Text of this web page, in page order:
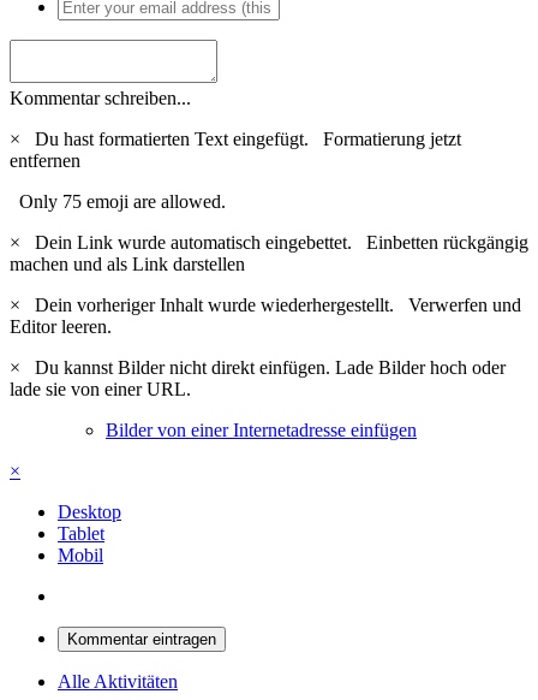
Kommentar schreiben...
×
Du hast formatierten Text eingefügt. Formatierung jetzt
entfernen
Only 75 emoji are allowed.
×
Dein Link wurde automatisch eingebettet. Einbetten rückgängig
machen und als Link darstellen
×
Dein vorheriger Inhalt wurde wiederhergestellt. Verwerfen und
Editor leeren.
×
Du kannst Bilder nicht direkt einfügen. Lade Bilder hoch oder
lade sie von einer URL.
Bilder von einer Internetadresse einfügen
×
Desktop
Tablet
Mobil
Kommentar eintragen
Alle Aktivitäten